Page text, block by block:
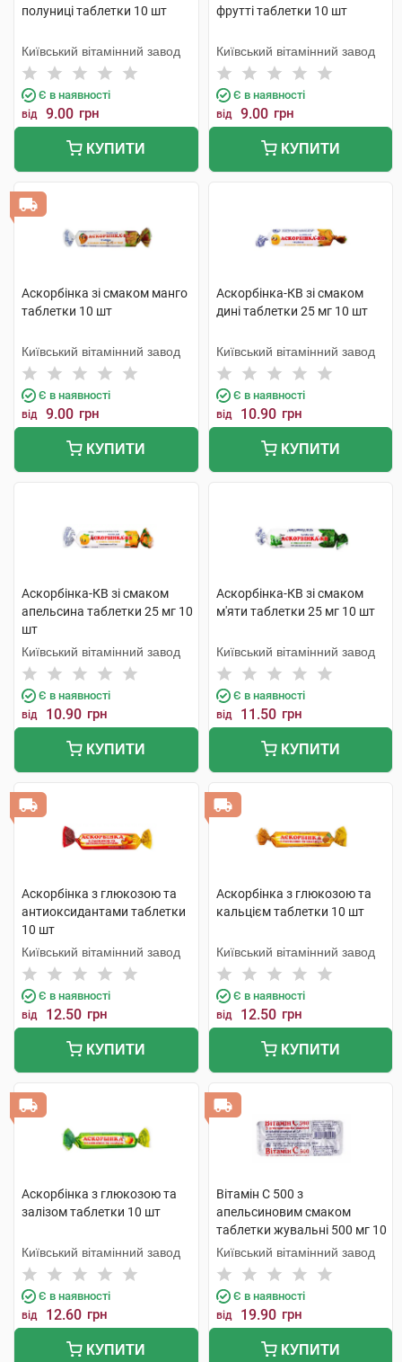
полуниці таблетки 10 шт
Київський вітамінний завод
Є в наявності
від 9.00 грн
КУПИТИ
фрутті таблетки 10 шт
Київський вітамінний завод
Є в наявності
від 9.00 грн
КУПИТИ
Аскорбінка зі смаком манго
таблетки 10 шт
Київський вітамінний завод
Є в наявності
від 9.00 грн
КУПИТИ
Аскорбінка-КВ зі смаком
дині таблетки 25 мг 10 шт
Київський вітамінний завод
Є в наявності
від 10.90 грн
КУПИТИ
Аскорбінка-КВ зі смаком
апельсина таблетки 25 мг 10
шт
Київський вітамінний завод
Є в наявності
від 10.90 грн
КУПИТИ
Аскорбінка-КВ зі смаком
м'яти таблетки 25 мг 10 шт
Київський вітамінний завод
Є в наявності
від 11.50 грн
КУПИТИ
Аскорбінка з глюкозою та
антиоксидантами таблетки
10 шт
Київський вітамінний завод
Є в наявності
від 12.50 грн
КУПИТИ
Аскорбінка з глюкозою та
кальцієм таблетки 10 шт
Київський вітамінний завод
Є в наявності
від 12.50 грн
КУПИТИ
Аскорбінка з глюкозою та
залізом таблетки 10 шт
Київський вітамінний завод
Є в наявності
від 12.60 грн
КУПИТИ
Вітамін C 500 з
апельсиновим смаком
таблетки жувальні 500 мг 10
шт
Київський вітамінний завод
Є в наявності
від 19.90 грн
КУПИТИ